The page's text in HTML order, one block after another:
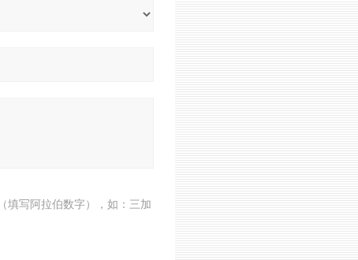
填写阿拉伯数字），如：三加